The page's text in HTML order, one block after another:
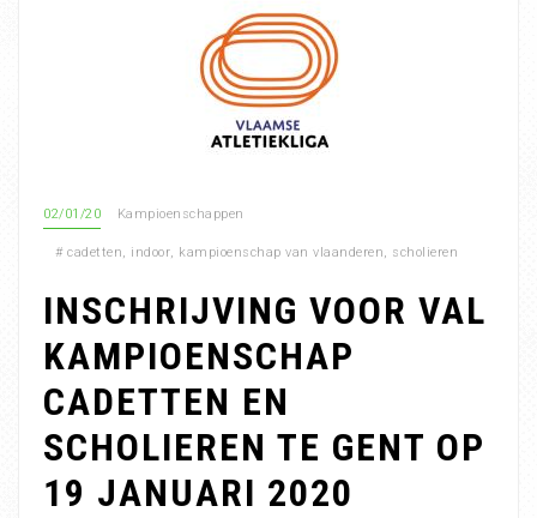
02/01/20 Kampioenschappen
# cadetten, indoor, kampioenschap van vlaanderen, scholieren
INSCHRIJVING VOOR VAL
KAMPIOENSCHAP
CADETTEN EN
SCHOLIEREN TE GENT OP
19 JANUARI 2020